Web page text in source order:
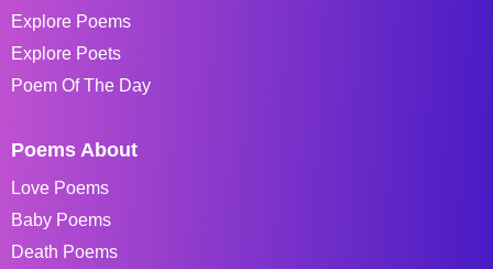
Explore Poems
Explore Poets
Poem Of The Day
Poems About
Love Poems
Baby Poems
Death Poems